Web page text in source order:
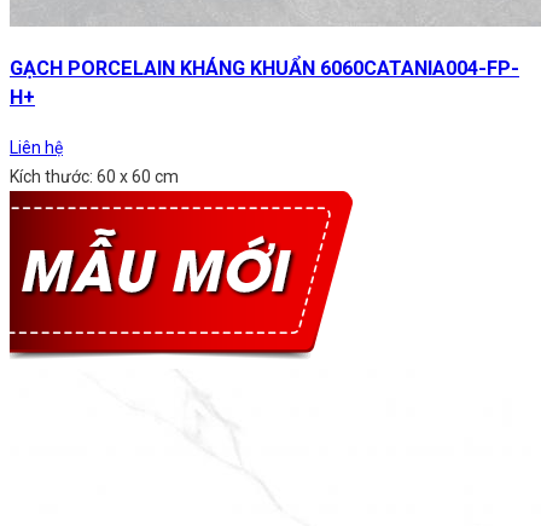
GẠCH PORCELAIN KHÁNG KHUẨN 6060CATANIA004-FP-
H+
Liên hệ
Kích thước: 60 x 60 cm